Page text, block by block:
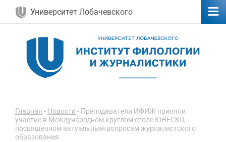
Университет Лобачевского
Главная - Новости - Преподаватели ИФИЖ приняли
участие в Международном круглом столе ЮНЕСКО,
посвященном актуальным вопросам журналистского
образования